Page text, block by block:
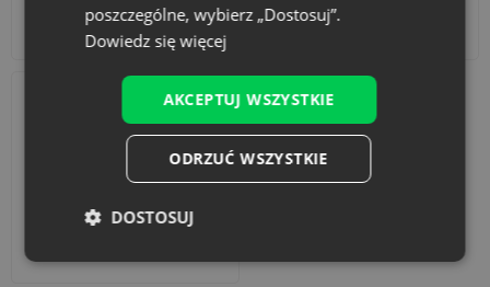
Akcesoria i dekoracje
poszczególne, wybierz „Dostosuj”.
Dowiedz się więcej
AKCEPTUJ WSZYSTKIE
ODRZUĆ WSZYSTKIE
DOSTOSUJ